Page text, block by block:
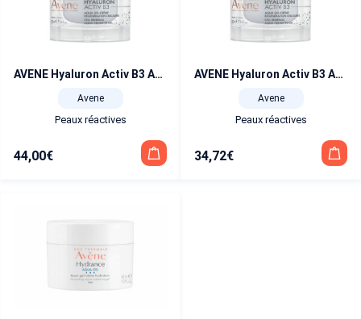
AVENE Hyaluron Activ B3 Aqua gel-crème régénération cellulaire 50 ml
Avene
Peaux réactives
44,00€
AVENE Hyaluron Activ B3 Aqua gel-crème régénération cellulaire 50 ml Eco-recharge
Avene
Peaux réactives
34,72€